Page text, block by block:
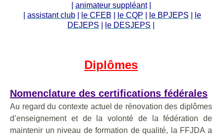
animateur suppléant|
assistant club le CFEB le CQP le BPJEPS
le
DEJEPS
le DESJEPS
Diplômes
Nomenclature des certifications fédérales
Au regard du contexte actuel de rénovation des diplômes
d’enseignement et de la volonté de la fédération de
maintenir un niveau de formation de qualité, la FFJDA a